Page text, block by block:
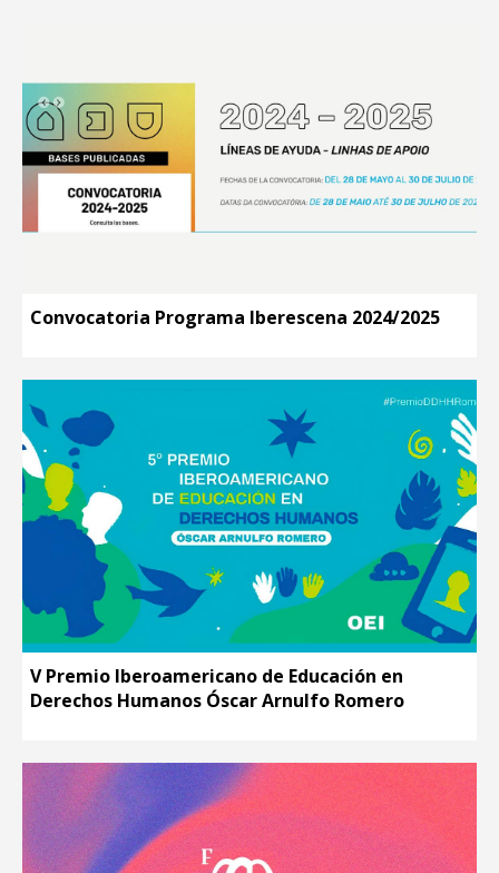
Convocatoria Programa Iberescena 2024/2025
V Premio Iberoamericano de Educación en
Derechos Humanos Óscar Arnulfo Romero